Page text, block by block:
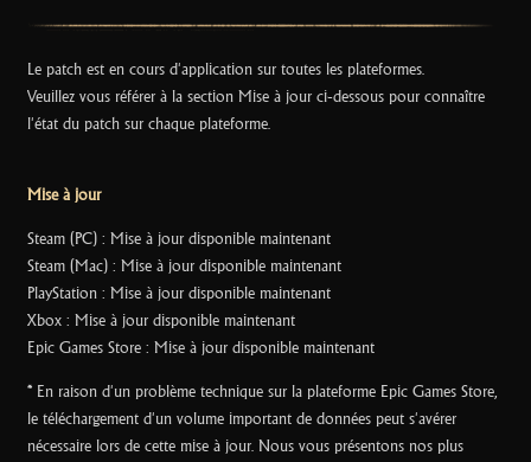
Le patch est en cours d'application sur toutes les plateformes.
Veuillez vous référer à la section Mise à jour ci-dessous pour connaître
l'état du patch sur chaque plateforme.
Mise à jour
Steam (PC) : Mise à jour disponible maintenant
Steam (Mac) : Mise à jour disponible maintenant
PlayStation : Mise à jour disponible maintenant
Xbox : Mise à jour disponible maintenant
Epic Games Store : Mise à jour disponible maintenant
* En raison d'un problème technique sur la plateforme Epic Games Store,
le téléchargement d'un volume important de données peut s'avérer
nécessaire lors de cette mise à jour. Nous vous présentons nos plus